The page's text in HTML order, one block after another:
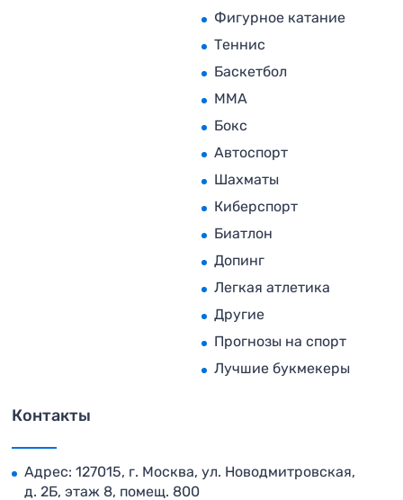
Фигурное катание
Теннис
Баскетбол
MMA
Бокс
Автоспорт
Шахматы
Киберспорт
Биатлон
Допинг
Легкая атлетика
Другие
Прогнозы на спорт
Лучшие букмекеры
Контакты
Адрес: 127015, г. Москва, ул. Новодмитровская,
д. 2Б, этаж 8, помещ. 800